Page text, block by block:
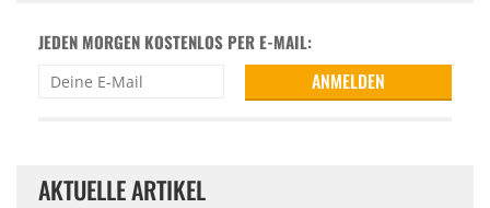
JEDEN MORGEN KOSTENLOS PER E-MAIL:
AKTUELLE ARTIKEL